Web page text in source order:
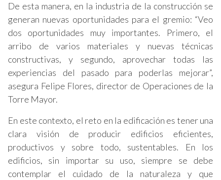
De esta manera, en la industria de la construcción se
generan nuevas oportunidades para el gremio: “Veo
dos oportunidades muy importantes. Primero, el
arribo de varios materiales y nuevas técnicas
constructivas, y segundo, aprovechar todas las
experiencias del pasado para poderlas mejorar”,
asegura Felipe Flores, director de Operaciones de la
Torre Mayor.
En este contexto, el reto en la edificación es tener una
clara visión de producir edificios eficientes,
productivos y sobre todo, sustentables. En los
edificios, sin importar su uso, siempre se debe
contemplar el cuidado de la naturaleza y que